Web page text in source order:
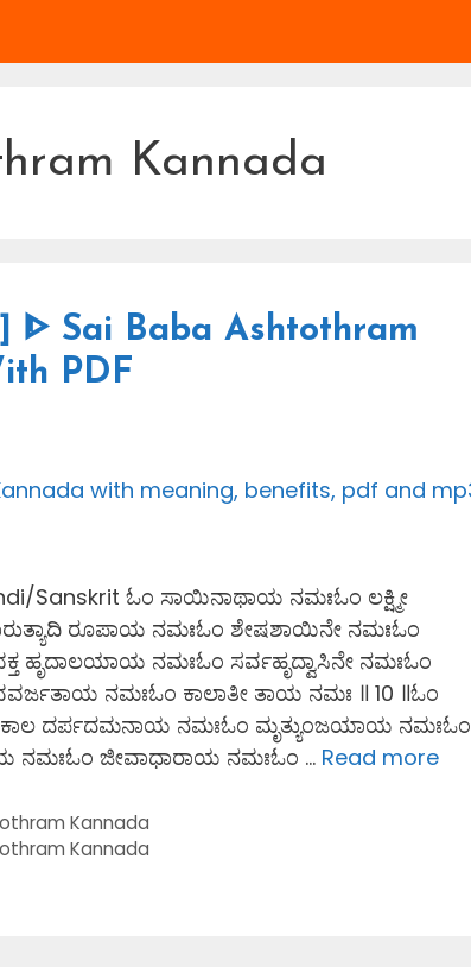
Kannada
ᐈ Sai Baba Ashtothram
PDF
Sanskrit ಓಂ ಸಾಯಿನಾಥಾಯ ನಮಃಓಂ ಲಕ್ಷ್ಮೀ
ರೂಪಾಯ ನಮಃಓಂ ಶೇಷಶಾಯಿನೇ ನಮಃಓಂ
ಹೃದಾಲಯಾಯ ನಮಃಓಂ ಸರ್ವಹೃದ್ವಾಸಿನೇ ನಮಃಓಂ
ನಮಃಓಂ ಕಾಲಾತೀ ತಾಯ ನಮಃ ॥ 10 ॥ಓಂ
ದರ್ಪದಮನಾಯ ನಮಃಓಂ ಮೃತ್ಯುಂಜಯಾಯ ನಮಃಓಂ
ನಮಃಓಂ ಜೀವಾಧಾರಾಯ ನಮಃಓಂ … Read more
Kannada
Kannada